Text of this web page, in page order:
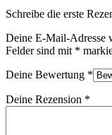
Schreibe die erste
Deine E-Mail-Adresse
Felder sind mit *
Deine Bewertung *
Deine Rezension *